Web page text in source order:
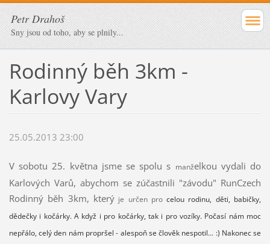
Petr Drahoš
Sny jsou od toho, aby se plnily...
Rodinný běh 3km -
Karlovy Vary
25.05.2013 23:00
V sobotu 25. května jsme se spolu s manželkou vydali do
Karlových Varů, abychom se zúčastnili "závodu" RunCzech
Rodinný běh 3km, kterýje určen procelou rodinu, děti, babičky,
dědečky i kočárky. A když i pro kočárky, tak i pro vozíky. Počasí nám moc
nepřálo, celý den nám propršel - alespoň se člověk nespotil... :) Nakonec se